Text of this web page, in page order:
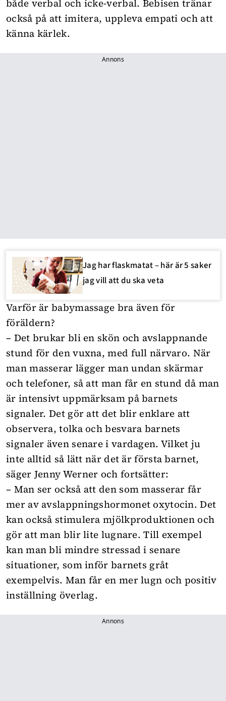
både verbal och icke-verbal. Bebisen tränar
också på att imitera, uppleva empati och att
känna kärlek.
Annons
Jag har flaskmatat – här är 5 saker
jag vill att du ska veta
Varför är babymassage bra även för
föräldern?
– Det brukar bli en skön och avslappnande
stund för den vuxna, med full närvaro. När
man masserar lägger man undan skärmar
och telefoner, så att man får en stund då man
är intensivt uppmärksam på barnets
signaler. Det gör att det blir enklare att
observera, tolka och besvara barnets
signaler även senare i vardagen. Vilket ju
inte alltid så lätt när det är första barnet,
säger Jenny Werner och fortsätter:
– Man ser också att den som masserar får
mer av avslappningshormonet oxytocin. Det
kan också stimulera mjölkproduktionen och
gör att man blir lite lugnare. Till exempel
kan man bli mindre stressad i senare
situationer, som inför barnets gråt
exempelvis. Man får en mer lugn och positiv
inställning överlag.
Annons